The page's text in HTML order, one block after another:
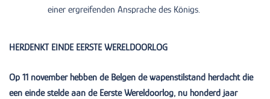
einer ergreifenden Ansprache des Königs.
HERDENKT EINDE EERSTE WERELDOORLOG
Op 11 november hebben de Belgen de wapenstilstand herdacht die
een einde stelde aan de Eerste Wereldoorlog, nu honderd jaar